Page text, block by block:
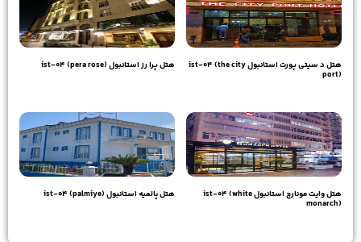
هتل د سیتی پورت استانبول ist-04 (the city
port)
هتل پرا رز استانبول ist-04 (pera rose)
هتل وایت مونارچ استانبول ist-04 (white
monarch)
هتل پالمیه استانبول ist-04 (palmiye)